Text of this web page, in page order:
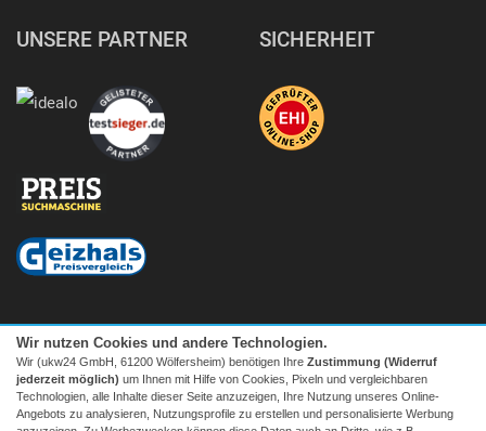
UNSERE PARTNER SICHERHEIT
Wir nutzen Cookies und andere Technologien.
Wir (ukw24 GmbH, 61200 Wölfersheim) benötigen Ihre Zustimmung (Widerruf
jederzeit möglich) um Ihnen mit Hilfe von Cookies, Pixeln und vergleichbaren
Technologien, alle Inhalte dieser Seite anzuzeigen, Ihre Nutzung unseres Online-
Angebots zu analysieren, Nutzungsprofile zu erstellen und personalisierte Werbung